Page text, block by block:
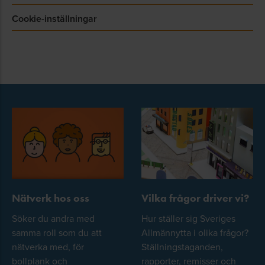
Cookie-inställningar
Nätverk hos oss
Söker du andra med
samma roll som du att
nätverka med, för
bollplank och
Vilka frågor driver vi?
Hur ställer sig Sveriges
Allmännytta i olika frågor?
Ställningstaganden,
rapporter, remisser och